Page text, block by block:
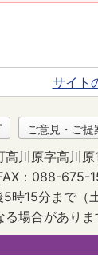
サイト
ご意見・ご
川原字高川原
：088-675-
時15分まで
場合がありま